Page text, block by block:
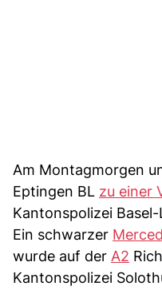
Am Montagmorgen
Eptingen BL zu einer
Kantonspolizei
Ein schwarzer
wurde auf der A2
Kantonspolizei